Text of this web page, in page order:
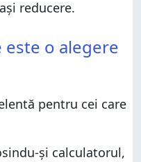
reducere.
o alegere
pentru cei care
și calculatorul,